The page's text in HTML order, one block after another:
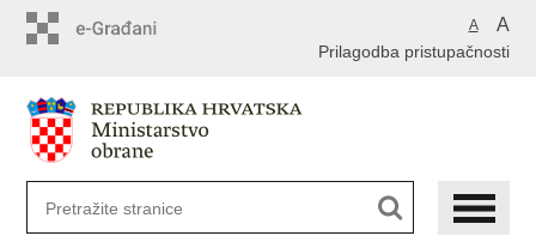
A A
Prilagodba pristupačnosti